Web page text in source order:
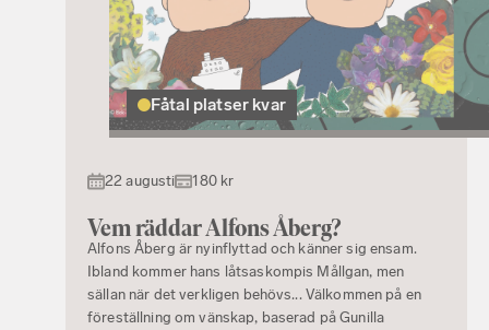
Fåtal platser kvar
22 augusti 180 kr
Vem räddar Alfons Åberg?
Alfons Åberg är nyinflyttad och känner sig ensam.
Ibland kommer hans låtsaskompis Mållgan, men
sällan när det verkligen behövs... Välkommen på en
föreställning om vänskap, baserad på Gunilla